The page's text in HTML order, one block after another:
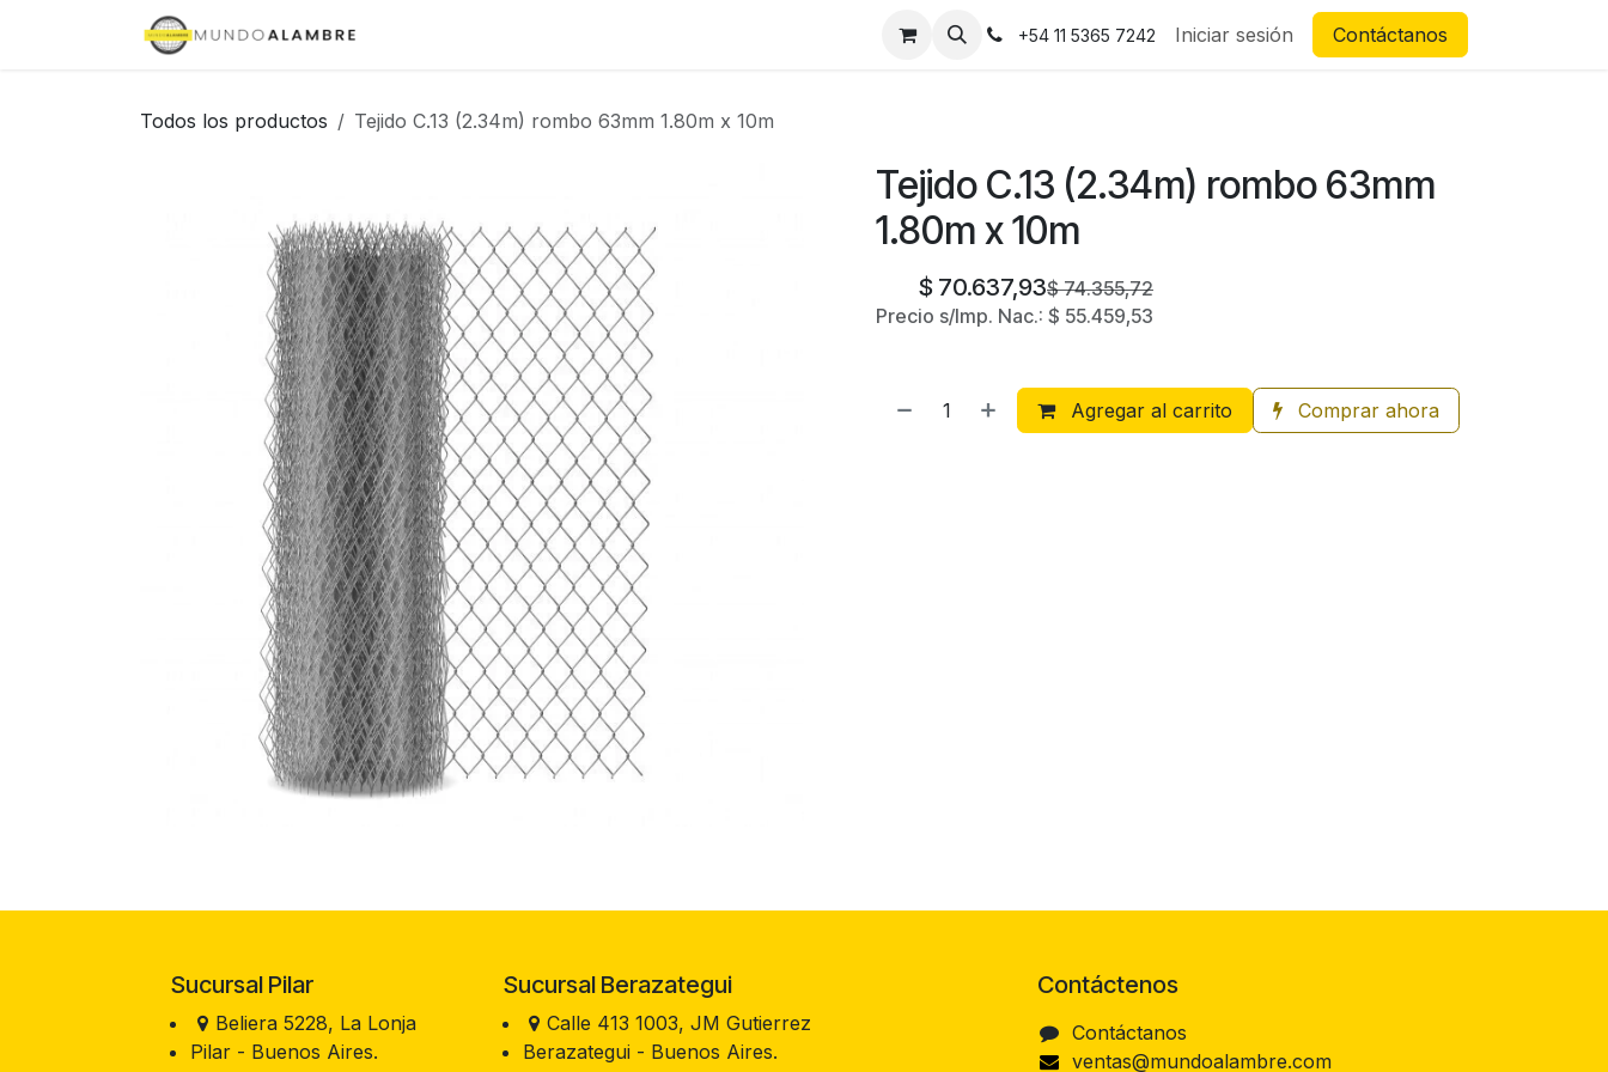
+54 11 5365 7242 Iniciar sesión Contáctanos
Todos los productos Tejido C.13 (2.34m) rombo 63mm 1.80m x 10m
Tejido C.13 (2.34m) rombo 63mm
1.80m x 10m
$ 70.637,93$74.355,72
Precio s/Imp. Nac.: $ 55.459,53
Agregar al carrito Comprar ahora
Sucursal Pilar
Beliera 5228, La Lonja
Pilar - Buenos Aires.
Contáctenos
Contáctanos
ventas@mundoalambre.com
Sucursal Berazategui
Calle 413 1003, JM Gutierrez
Berazategui - Buenos Aires.